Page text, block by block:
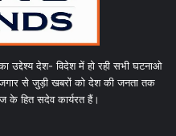
उद्देश्य देश- विदेश में हो रही सभी घटनाओ
से जुड़ी खबरों को देश की जनता तक
के हित सदेव कार्यरत हैं।